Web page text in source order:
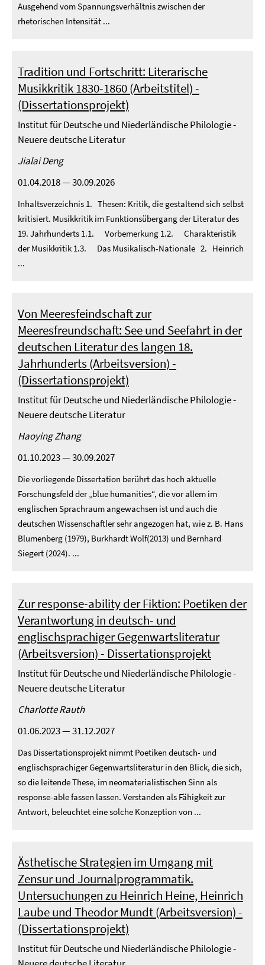
Ausgehend vom Spannungsverhältnis zwischen der
rhetorischen Intensität ...
Tradition und Fortschritt: Literarische
Musikkritik 1830-1860 (Arbeitstitel) -
(Dissertationsprojekt)
Institut für Deutsche und Niederländische Philologie -
Neuere deutsche Literatur
Jialai Deng
01.04.2018 — 30.09.2026
Inhaltsverzeichnis 1. Thesen: Kritik, die gestaltend sich selbst
kritisiert. Musikkritik im Funktionsübergang der Literatur des
19. Jahrhunderts 1.1. Vorbemerkung 1.2. Charakteristik
der Musikkritik 1.3. Das Musikalisch-Nationale 2. Heinrich
...
Von Meeresfeindschaft zur
Meeresfreundschaft: See und Seefahrt in der
deutschen Literatur des langen 18.
Jahrhunderts (Arbeitsversion) -
(Dissertationsprojekt)
Institut für Deutsche und Niederländische Philologie -
Neuere deutsche Literatur
Haoying Zhang
01.10.2023 — 30.09.2027
Die vorliegende Dissertation berührt das hoch aktuelle
Forschungsfeld der „blue humanities“, die vor allem im
englischen Sprachraum angewachsen ist und auch die
deutschen Wissenschaftler sehr angezogen hat, wie z. B. Hans
Blumenberg (1979), Burkhardt Wolf(2013) und Bernhard
Siegert (2024). ...
Zur response-ability der Fiktion: Poetiken der
Verantwortung in deutsch- und
englischsprachiger Gegenwartsliteratur
(Arbeitsversion) - Dissertationsprojekt
Institut für Deutsche und Niederländische Philologie -
Neuere deutsche Literatur
Charlotte Rauth
01.06.2023 — 31.12.2027
Das Dissertationsprojekt nimmt Poetiken deutsch- und
englischsprachiger Gegenwartsliteratur in den Blick, die sich,
so die leitende These, im neomaterialistischen Sinn als
response-able fassen lassen. Verstanden als Fähigkeit zur
Antwort, beleuchtet eine solche Konzeption von ...
Ästhetische Strategien im Umgang mit
Zensur und Journalprogrammatik.
Untersuchungen zu Heinrich Heine, Heinrich
Laube und Theodor Mundt (Arbeitsversion) -
(Dissertationsprojekt)
Institut für Deutsche und Niederländische Philologie -